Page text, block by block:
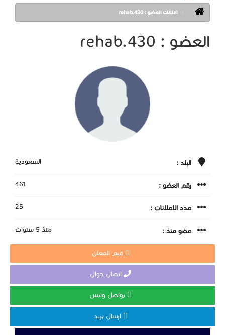
اعلانات العضو : rehab.430
العضو : rehab.430
البلد : السعودية
رقم العضو : 461
عدد الاعلانات : 25
عضو منذ : منذ 5 سنوات
قيم المعلن
اتصال جوال
تواصل واتس
ارسال بريد